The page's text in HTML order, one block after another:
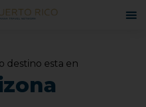
destino esta en